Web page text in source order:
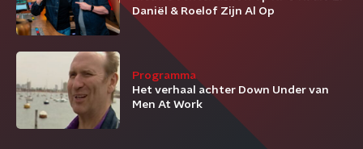
Daniël & Roelof Zijn Al Op
Programma
Het verhaal achter Down Under van
Men At Work